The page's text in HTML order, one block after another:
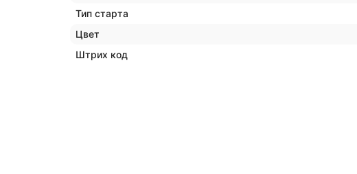
Тип старта
Цвет
Штрих код